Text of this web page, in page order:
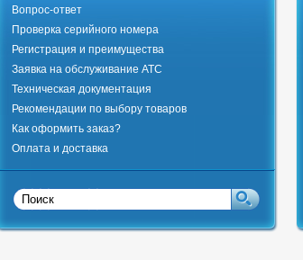
Вопрос-ответ
Проверка серийного номера
Регистрация и преимущества
Заявка на обслуживание АТС
Техническая документация
Рекомендации по выбору товаров
Как оформить заказ?
Оплата и доставка